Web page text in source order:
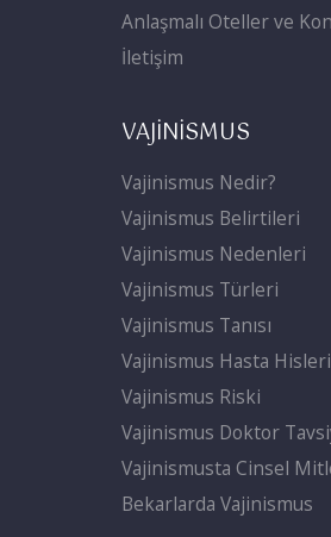
Anlaşmalı Oteller ve
İletişim
VAJİNİSMUS
Vajinismus Nedir?
Vajinismus Belirtileri
Vajinismus Nedenleri
Vajinismus Türleri
Vajinismus Tanısı
Vajinismus Hasta Hisleri
Vajinismus Riski
Vajinismus Doktor
Vajinismusta Cinsel
Bekarlarda Vajinismus